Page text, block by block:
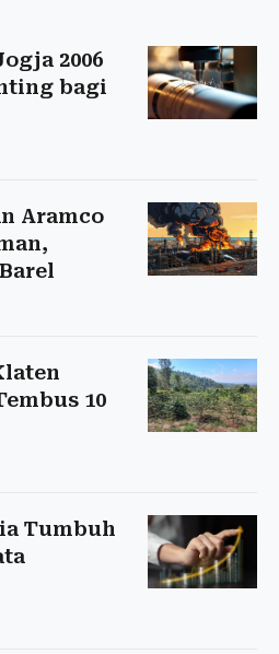
2006
bagi
Aramco
10
Tumbuh